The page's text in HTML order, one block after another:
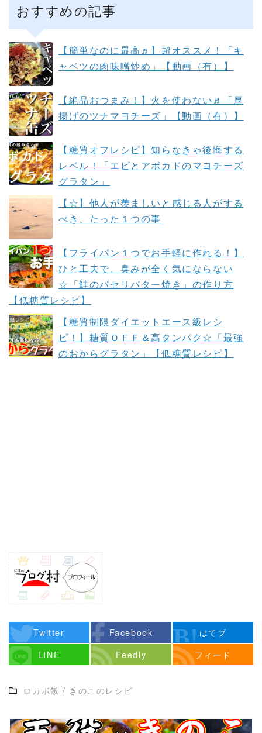
おすすめの記事
【簡単なのに最高♬】超オススメ！「キ
ャベツの肉味噌炒め」【動画（有）】
【絶品おつまみ！】火を使わない♬「厚
揚げのツナマヨチーズ」【動画（有）】
【糖質オフレシピ】知らなきゃ後悔する
レベル！「エビとアボカドのマヨチーズ
グラタン」
【☆】他人が羨ましいと感じる人がする
べき、たった１つの事
【フライパン１つでお手軽に作れる！】
ひと工夫で、臭みが全く気にならない
☆「鮭のパセリバター焼き」の作り方
【低糖質レシピ】
【糖質制限ダイエットエース級レシ
ピ！】糖質ＯＦＦ＆高タンパク☆「最強
のおからグラタン」【低糖質レシピ】
Twitter Facebook
はてブ
LINE
Feedly フィード
ロカボ飯 / きのこのレシピ